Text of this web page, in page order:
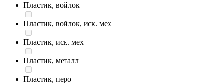
Пластик, войлок
Пластик, войлок, иск. мех
Пластик, иск. мех
Пластик, металл
Пластик, перо